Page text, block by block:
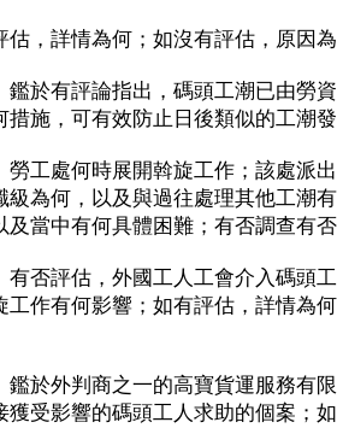
估，詳情為何；如沒有評估，原因
鑑於有評論指出，碼頭工潮已由勞
措施，可有效防止日後類似的工潮
勞工處何時展開斡旋工作；該處派
級為何，以及與過往處理其他工潮
及當中有何具體困難；有否調查有
有否評估，外國工人工會介入碼頭
工作有何影響；如有評估，詳情為
鑑於外判商之一的高寶貨運服務有
獲受影響的碼頭工人求助的個案；